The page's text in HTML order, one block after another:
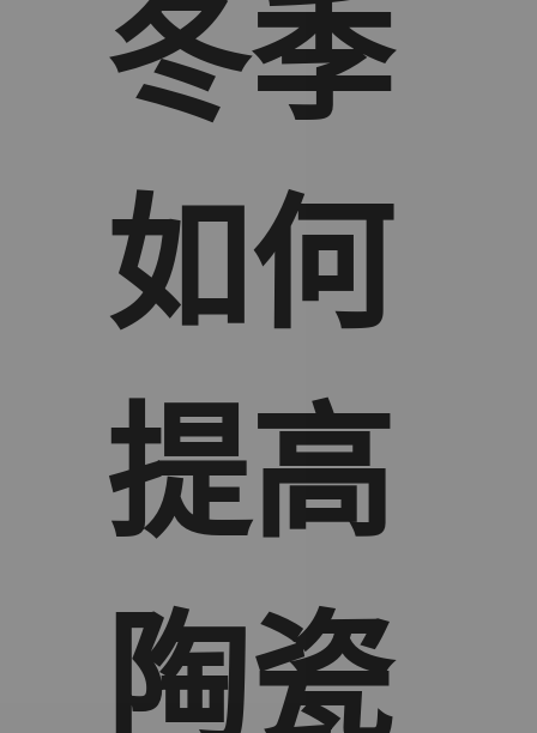
冬季
如何
提高
陶瓷